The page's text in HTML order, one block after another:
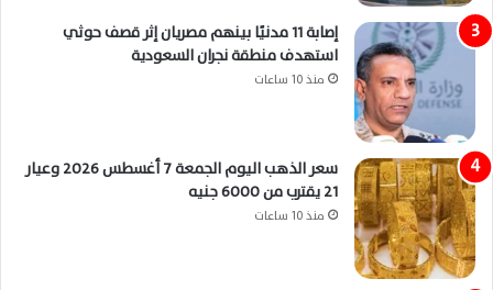
إصابة 11 مدنيًا بينهم مصريان إثر قصف حوثي
استهدف منطقة نجران السعودية
منذ 10 ساعات
سعر الذهب اليوم الجمعة 7 أغسطس 2026 وعيار
21 يقترب من 6000 جنيه
منذ 10 ساعات